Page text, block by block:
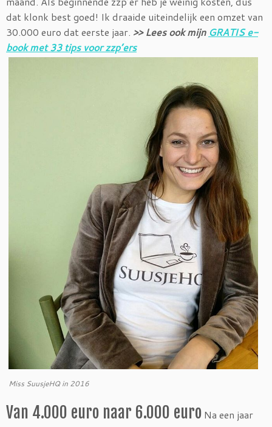
dat klonk best goed! Ik draaide uiteindelijk een omzet van
30.000 euro dat eerste jaar. >> Lees ook mijn GRATIS e-
book met 33 tips voor zzp’ers
Miss SuusjeHQ in 2016
Van 4.000 euro naar 6.000 euro Na een jaar